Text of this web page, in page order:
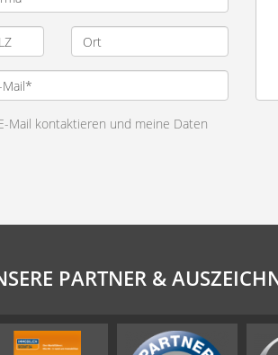
Mail kontaktieren und meine Daten
PARTNER &